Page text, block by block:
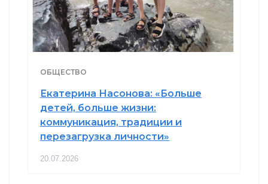
ОБЩЕСТВО
Екатерина Насонова: «Больше
детей, больше жизни:
коммуникация, традиции и
перезагрузка личности»
20.07.2026